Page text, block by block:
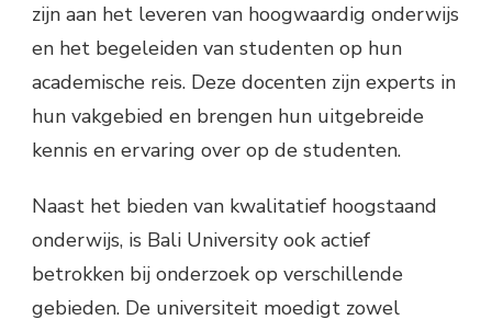
zijn aan het leveren van hoogwaardig onderwijs
en het begeleiden van studenten op hun
academische reis. Deze docenten zijn experts in
hun vakgebied en brengen hun uitgebreide
kennis en ervaring over op de studenten.
Naast het bieden van kwalitatief hoogstaand
onderwijs, is Bali University ook actief
betrokken bij onderzoek op verschillende
gebieden. De universiteit moedigt zowel